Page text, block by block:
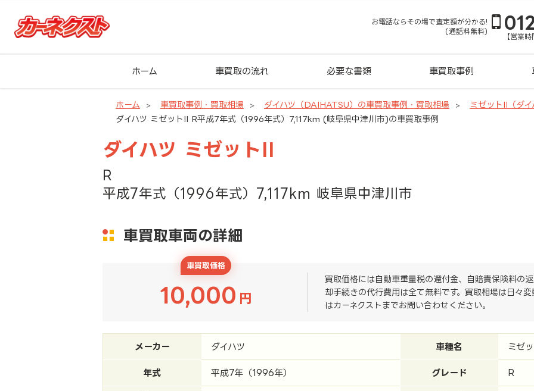
お電話ならその場で査定額が分かる!
(通話料無料)
【営業
ホーム 車買取の流れ 必要な書類 車買取事例
ホーム 車買取事例・買取相場 ダイハツ（DAIHATSU）の車買取事例・買取相場
ミゼットII（ダ
ダイハツ ミゼットII R平成7年式（1996年式）7,117km (岐阜県中津川市)の車買取事例
ダイハツ ミゼットII
R
平成7年式（1996年式）7,117km 岐阜県中津川市
車買取車両の詳細
車買取価格
10,000 円
買取価格には自動車重量税の還付金、自賠責保険料の
却手続きの代行費用は全て無料です。買取相場は日々
はカーネクストまでお問い合わせください。
メーカー ダイハツ 車種名 ミゼ
年式 平成7年（1996年） グレード R